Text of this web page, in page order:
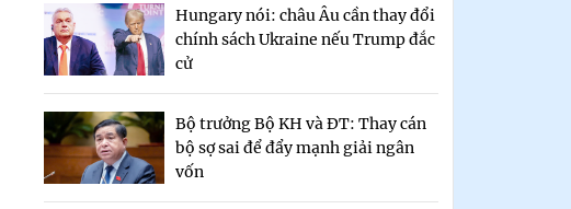
Hungary nói: châu Âu cần thay đổi
chính sách Ukraine nếu Trump đắc
cử
Bộ trưởng Bộ KH và ĐT: Thay cán
bộ sợ sai để đẩy mạnh giải ngân
vốn